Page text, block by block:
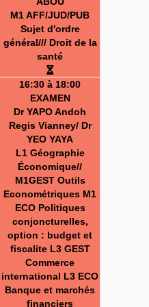
M1 AFF/JUD/PUB
Sujet d'ordre
général/// Droit de la
santé
16:30 à 18:00
EXAMEN
Dr YAPO Andoh
Regis Vianney/ Dr
YEO YAYA
L1 Géographie
Économique//
M1GEST Outils
Econométriques M1
ECO Politiques
conjoncturelles,
option : budget et
fiscalite L3 GEST
Commerce
international L3 ECO
Banque et marchés
financiers